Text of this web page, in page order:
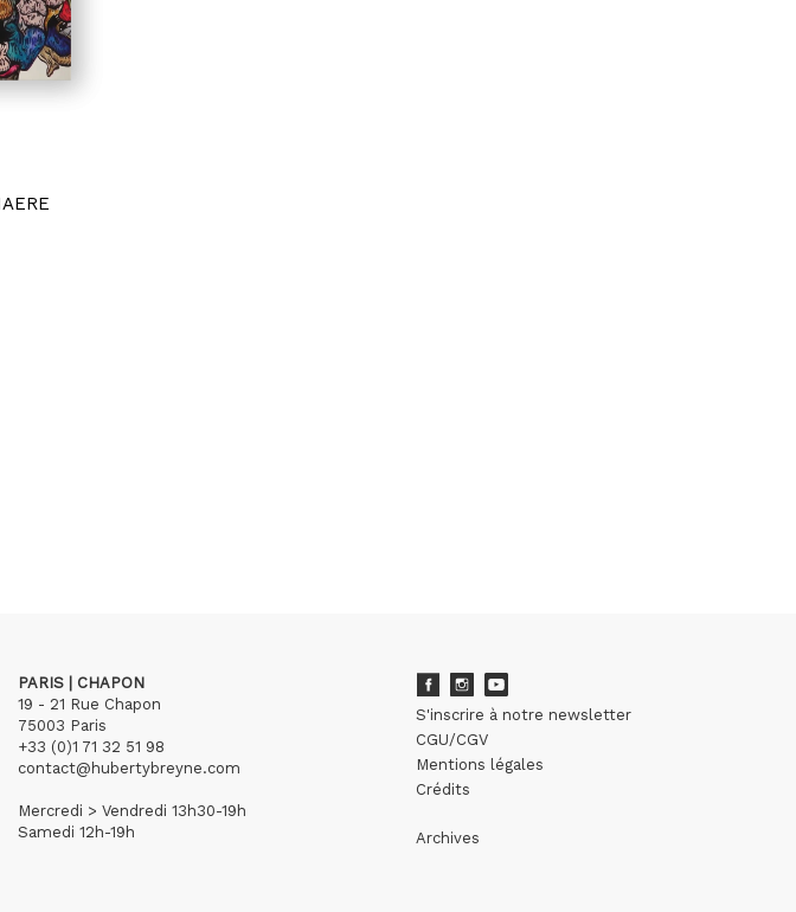
PARIS | CHAPON
19 - 21 Rue Chapon
75003 Paris
+33 (0)1 71 32 51 98
contact@hubertybreyne.com
Mercredi > Vendredi 13h30-19h
Samedi 12h-19h
S'inscrire à notre newsletter
CGU/CGV
Mentions légales
Crédits
Archives